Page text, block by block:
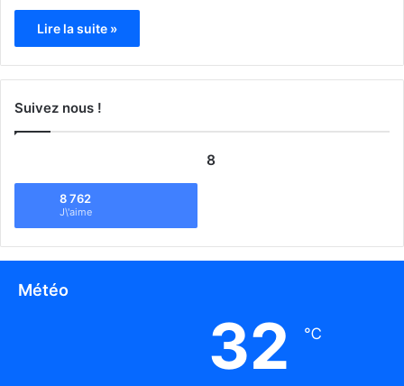
Lire la suite »
Suivez nous !
8
8 762
J\'aime
Météo
32 ℃